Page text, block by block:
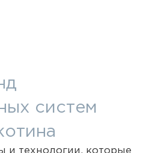
систем
и технологии, которые